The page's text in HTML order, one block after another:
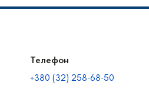
Телефон
+380 (32) 258-68-50